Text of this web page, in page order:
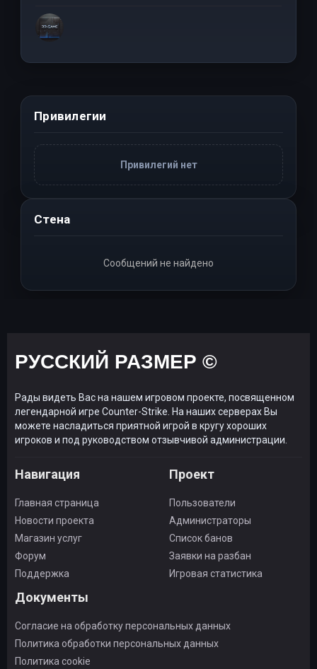
Привилегии
Привилегий нет
Стена
Сообщений не найдено
РУССКИЙ РАЗМЕР ©
Рады видеть Вас на нашем игровом проекте, посвященном
легендарной игре Counter-Strike. На наших серверах Вы
можете насладиться приятной игрой в кругу хороших
игроков и под руководством отзывчивой администрации.
Навигация
Главная страница
Новости проекта
Магазин услуг
Форум
Поддержка
Проект
Пользователи
Администраторы
Список банов
Заявки на разбан
Игровая статистика
Документы
Согласие на обработку персональных данных
Политика обработки персональных данных
Политика cookie